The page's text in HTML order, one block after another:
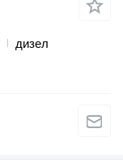
дизел